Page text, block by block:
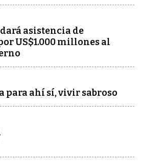
asistencia de
US$1.000 millones al
para ahí sí, vivir sabroso